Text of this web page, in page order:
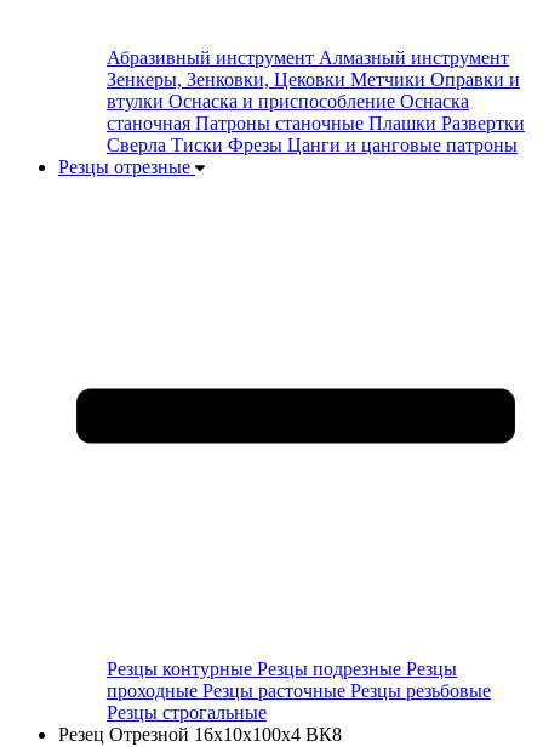
Абразивный инструмент Алмазный инструмент
Зенкеры, Зенковки, Цековки Метчики Оправки и
втулки Оснаска и приспособление Оснаска
станочная Патроны станочные Плашки Развертки
Сверла Тиски Фрезы Цанги и цанговые патроны
Резцы отрезные
Резцы контурные Резцы подрезные Резцы
проходные Резцы расточные Резцы резьбовые
Резцы строгальные
Резец Отрезной 16х10х100х4 ВК8